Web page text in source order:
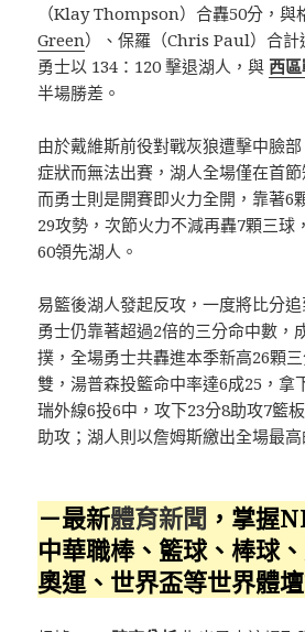
（Klay Thompson）合轟50分，與
Green）、保羅（Chris Paul）合計
勇士以 134：120 擊退湖人，與西
半場勝差。
由於戴維斯前役對戰灰狼遭擊中臉
症狀而無法出賽，湖人全場僅在首節
而勇士則是開賽即火力全開，靠著6
29攻勢，次節火力不減再轟7顆三球
60領先湖人。
易籃後湖人發起反攻，一度將比分
勇士仍靠著超過2倍的三分命中數，
撲，全場勇士共轟進本季新高26顆
雙，湯普森投籃命中率達6成25，拿
瑞外線6投6中，攻下23分8助攻7籃
助攻；湖人則以詹姆斯繳出全場最高
－最新體育新聞 ，掌握
中華職棒、籃球、棒球
奧運、世界盃等世界體